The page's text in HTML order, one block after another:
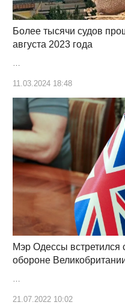
Более тысячи судов
августа 2023 года
…
11.03.2024 18:48
Мэр Одессы встретился
обороне
21.07.2022 10:02